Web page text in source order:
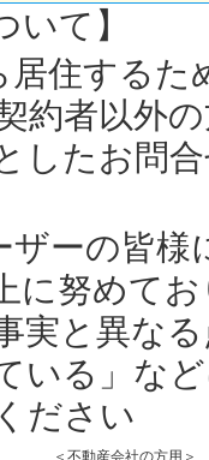
いて】
居住する
約者以外
したお問
ザーの皆
に努めて
実と異な
いる」な
ださい
＜不動産会社の方用＞